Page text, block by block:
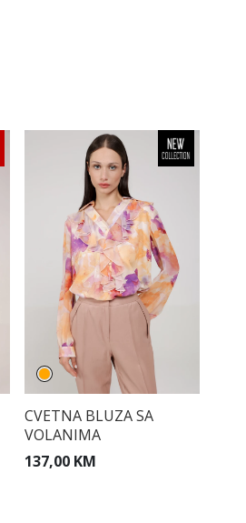
CVETNA BLUZA SA
VOLANIMA
137,00 KM